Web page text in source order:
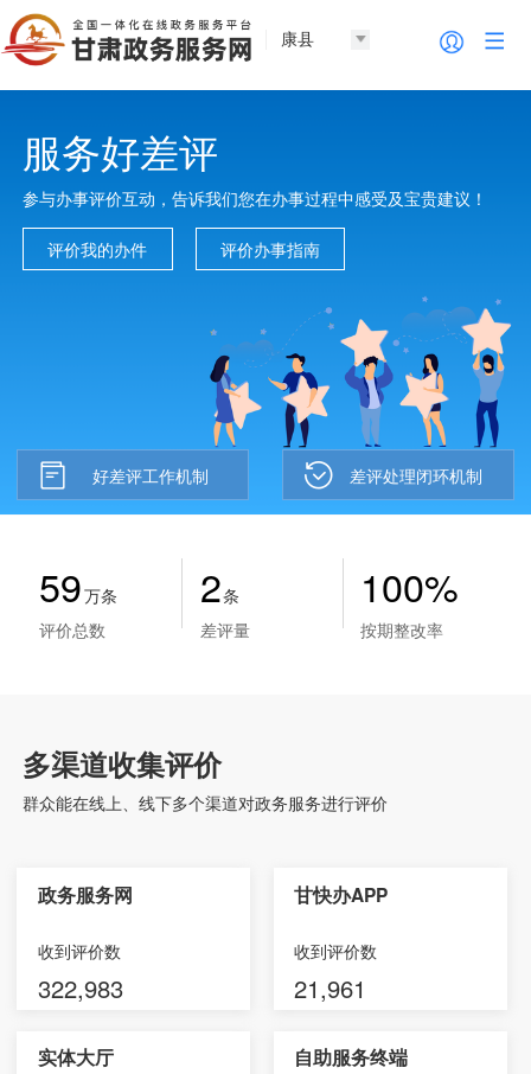
康县
服务好差评
参与办事评价互动，告诉我们您在办事过程中感受及宝贵建议！
评价我的办件 评价办事指南
好差评工作机制 差评处理闭环机制
59万条
评价总数
2条
差评量
100%
按期整改率
多渠道收集评价
群众能在线上、线下多个渠道对政务服务进行评价
政务服务网
收到评价数
322,983
甘快办APP
收到评价数
21,961
实体大厅 自助服务终端